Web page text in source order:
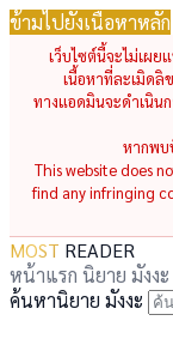
ข้ามไปยังเนื้อหาหลัก
เว็บไซต์นี้จะไม่เผ
เนื้อหาที่ละเมิดลิ
ทางแอดมินจะดำเนิน
หากพบ
This website does
find any infringing
MOST READER
หน้าแรก นิยาย มังงะ
ค้นหานิยาย มังงะ